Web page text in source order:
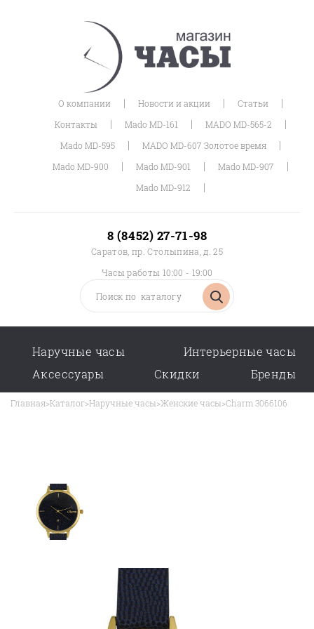
О компании | Новости и акции | Статьи |
Контакты | Mado MD-161 | MADO MD-565-2 |
Mado MD-595 | MADO MD-607 Золотое время |
Mado MD-900 | Mado MD-901 | Mado MD-907 |
Mado MD-912 |
8 (8452) 27-71-98
Саратов, пр. Столыпина, д. 25
Часы работы 10:00 - 19:00
Наручные часы
Интерьерные часы
Аксессуары
Скидки Бренды
Главная>Каталог>Наручные часы>Женские часы>Charm 3066106